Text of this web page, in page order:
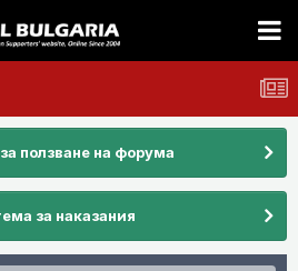
ползване на форума
за наказания